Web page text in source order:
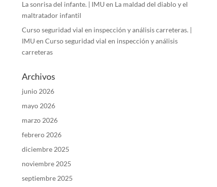
La sonrisa del infante. | IMU en La maldad del diablo y el
maltratador infantil
Curso seguridad vial en inspección y análisis carreteras. |
IMU en Curso seguridad vial en inspección y análisis
carreteras
Archivos
junio 2026
mayo 2026
marzo 2026
febrero 2026
diciembre 2025
noviembre 2025
septiembre 2025